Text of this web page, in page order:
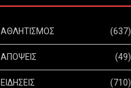
ΑΘΛΗΤΙΣΜΟΣ (637)
ΑΠΟΨΕΙΣ (49)
ΕΙΔΗΣΕΙΣ (710)